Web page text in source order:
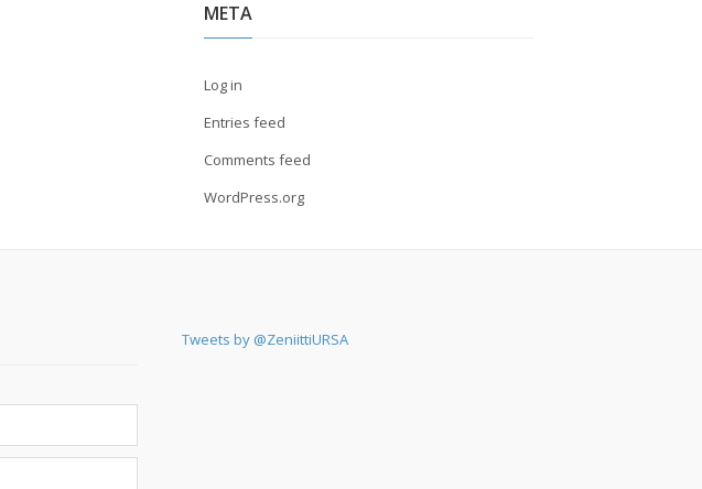
META
Log in
Entries feed
Comments feed
WordPress.org
Tweets by @ZeniittiURSA